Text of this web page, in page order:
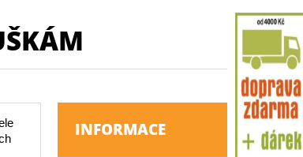
INFORMACE